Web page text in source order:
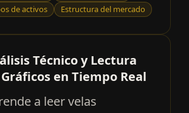
de activos
Estructura del mercado
Técnico y Lectura
en Tiempo Real
a leer velas